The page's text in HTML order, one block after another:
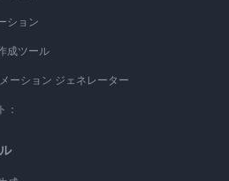
ション
成ツール
ーション ジェネレーター
：